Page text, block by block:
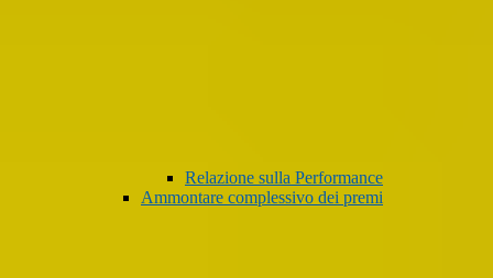
Relazione sulla Performance
Ammontare complessivo dei premi